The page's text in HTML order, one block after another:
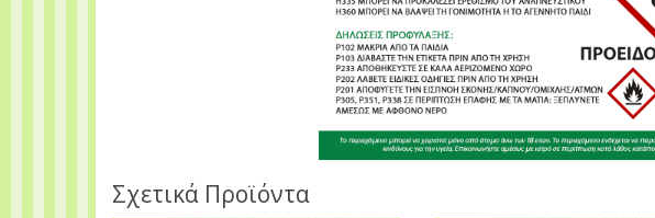
Σχετικά Προϊόντα